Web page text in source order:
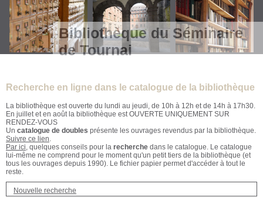
Bibliothèque du Séminaire
de Tournai
Recherche en ligne dans le catalogue de la bibliothèque
La bibliothèque est ouverte du lundi au jeudi, de 10h à 12h et de 14h à 17h30.
En juillet et en août la bibliothèque est OUVERTE UNIQUEMENT SUR
RENDEZ-VOUS
Un catalogue de doubles présente les ouvrages revendus par la bibliothèque.
Suivre ce lien.
Par ici, quelques conseils pour la recherche dans le catalogue. Le catalogue
lui-même ne comprend pour le moment qu'un petit tiers de la bibliothèque (et
tous les ouvrages depuis 1990). Le fichier papier permet d'accéder à tout le
reste.
Nouvelle recherche